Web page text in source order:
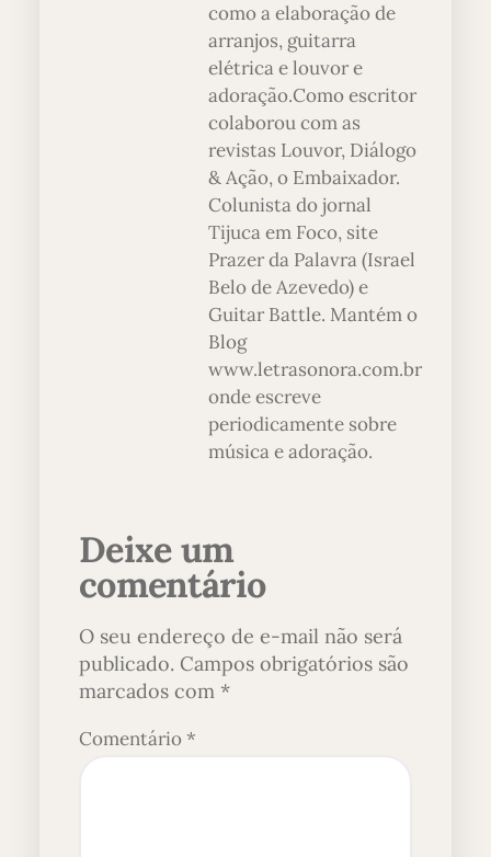
como a elaboração de
arranjos, guitarra
elétrica e louvor e
adoração.Como escritor
colaborou com as
revistas Louvor, Diálogo
& Ação, o Embaixador.
Colunista do jornal
Tijuca em Foco, site
Prazer da Palavra (Israel
Belo de Azevedo) e
Guitar Battle. Mantém o
Blog
www.letrasonora.com.br
onde escreve
periodicamente sobre
música e adoração.
Deixe um
comentário
O seu endereço de e-mail não será
publicado. Campos obrigatórios são
marcados com *
Comentário*